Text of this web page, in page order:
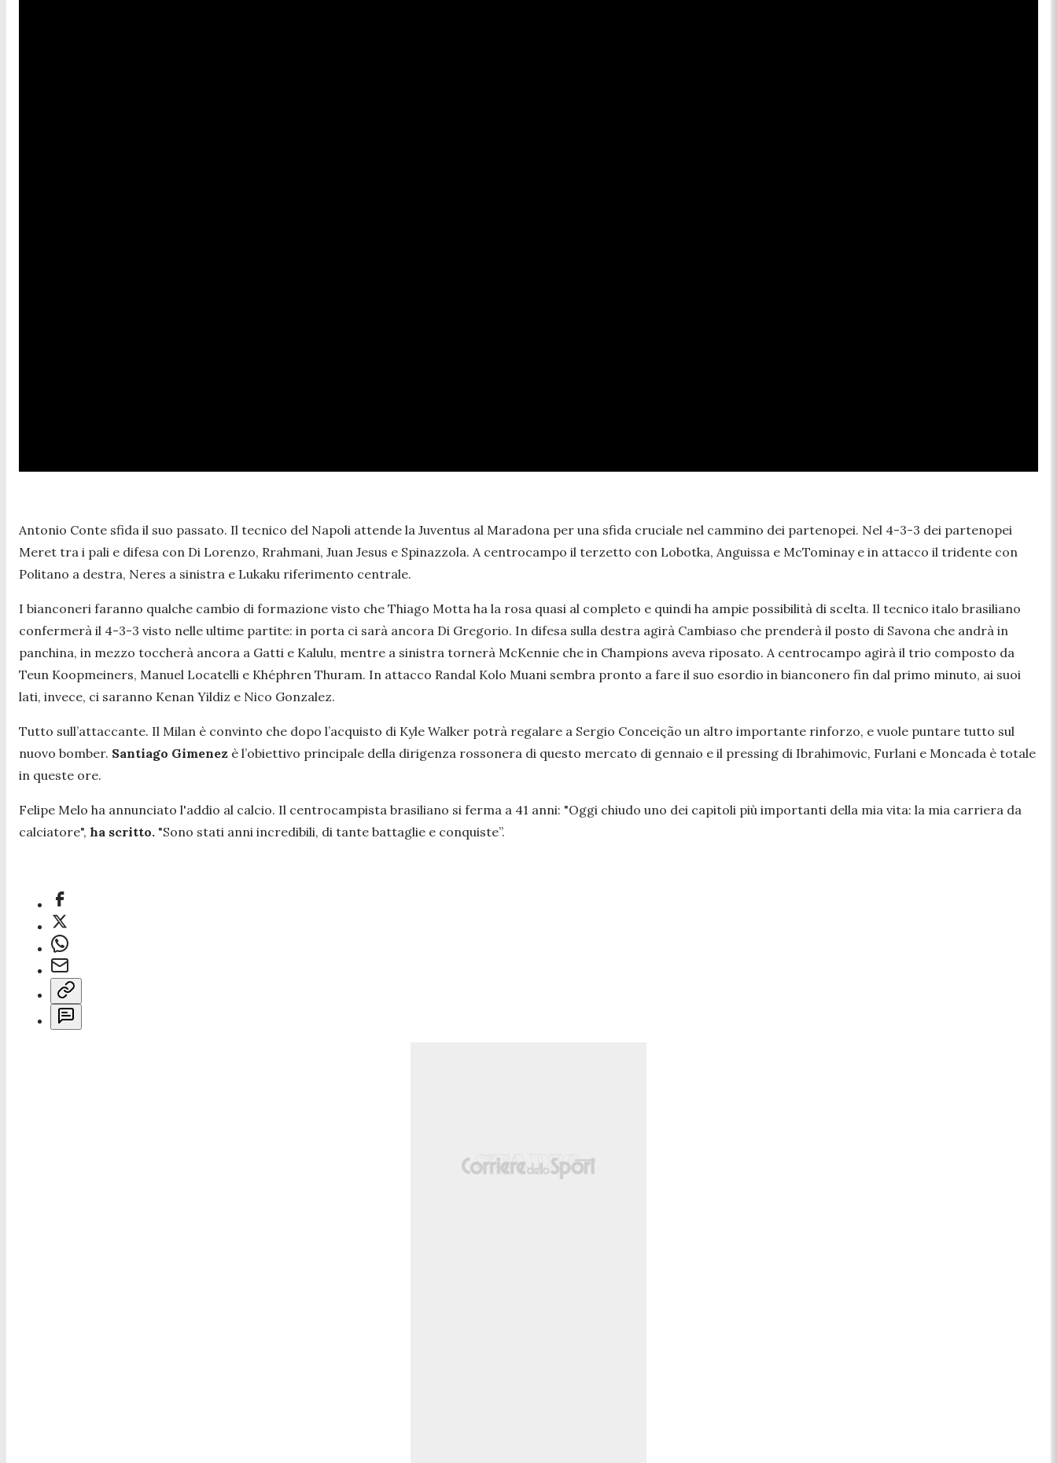
Antonio Conte sfida il suo passato. Il tecnico del Napoli attende la Juventus al Maradona per una sfida cruciale nel cammino dei partenopei. Nel 4-3-3 dei partenopei
Meret tra i pali e difesa con Di Lorenzo, Rrahmani, Juan Jesus e Spinazzola. A centrocampo il terzetto con Lobotka, Anguissa e McTominay e in attacco il tridente con
Politano a destra, Neres a sinistra e Lukaku riferimento centrale.
I bianconeri faranno qualche cambio di formazione visto che Thiago Motta ha la rosa quasi al completo e quindi ha ampie possibilità di scelta. Il tecnico italo brasiliano
confermerà il 4-3-3 visto nelle ultime partite: in porta ci sarà ancora Di Gregorio. In difesa sulla destra agirà Cambiaso che prenderà il posto di Savona che andrà in
panchina, in mezzo toccherà ancora a Gatti e Kalulu, mentre a sinistra tornerà McKennie che in Champions aveva riposato. A centrocampo agirà il trio composto da
Teun Koopmeiners, Manuel Locatelli e Khéphren Thuram. In attacco Randal Kolo Muani sembra pronto a fare il suo esordio in bianconero fin dal primo minuto, ai suoi
lati, invece, ci saranno Kenan Yildiz e Nico Gonzalez.
Tutto sull’attaccante. Il Milan è convinto che dopo l’acquisto di Kyle Walker potrà regalare a Sergio Conceição un altro importante rinforzo, e vuole puntare tutto sul
nuovo bomber. Santiago Gimenez è l’obiettivo principale della dirigenza rossonera di questo mercato di gennaio e il pressing di Ibrahimovic, Furlani e Moncada è totale
in queste ore.
Felipe Melo ha annunciato l'addio al calcio. Il centrocampista brasiliano si ferma a 41 anni: "Oggi chiudo uno dei capitoli più importanti della mia vita: la mia carriera da
calciatore", ha scritto. "Sono stati anni incredibili, di tante battaglie e conquiste”.